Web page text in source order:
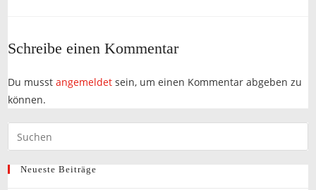
Schreibe einen Kommentar
Du musstangemeldet sein, um einen Kommentar abgeben zu
können.
Neueste Beiträge